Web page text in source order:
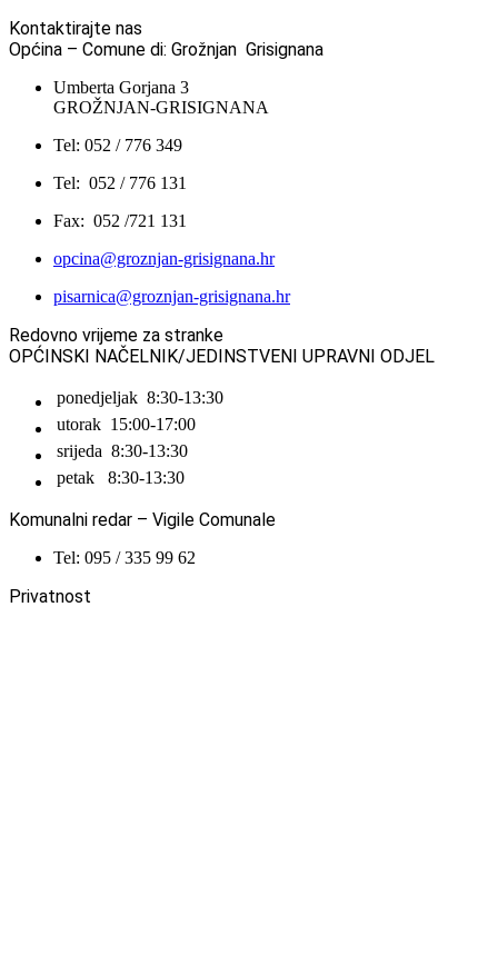
Kontaktirajte nas
Općina – Comune di: Grožnjan Grisignana
Umberta Gorjana 3
GROŽNJAN-GRISIGNANA
Tel: 052 / 776 349
Tel: 052 / 776 131
Fax: 052 /721 131
opcina@groznjan-grisignana.hr
pisarnica@groznjan-grisignana.hr
Redovno vrijeme za stranke
OPĆINSKI NAČELNIK/JEDINSTVENI UPRAVNI ODJEL
ponedjeljak 8:30-13:30
utorak 15:00-17:00
srijeda 8:30-13:30
petak
8:30-13:30
Komunalni redar – Vigile Comunale
Tel: 095 / 335 99 62
Privatnost